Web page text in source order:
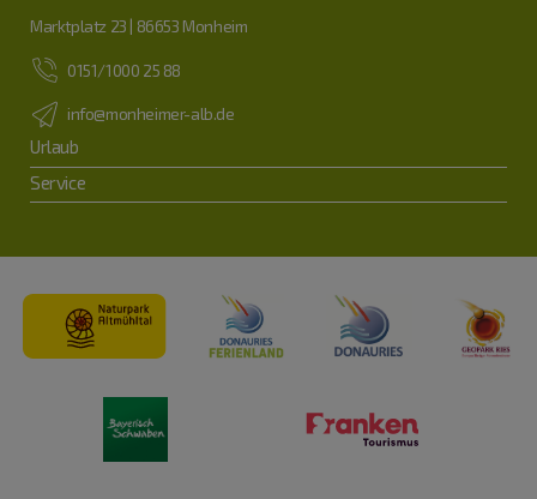
Marktplatz 23 | 86653 Monheim
0151/1000 25 88
info@monheimer-alb.de
Urlaub
Service